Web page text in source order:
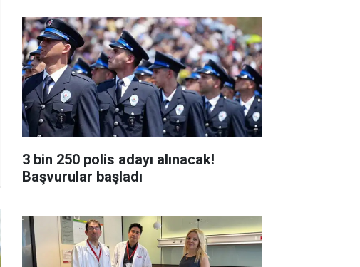
3 bin 250 polis adayı alınacak!
Başvurular başladı